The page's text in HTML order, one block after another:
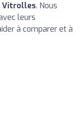
Vitrolles. Nous
leurs
à comparer et à